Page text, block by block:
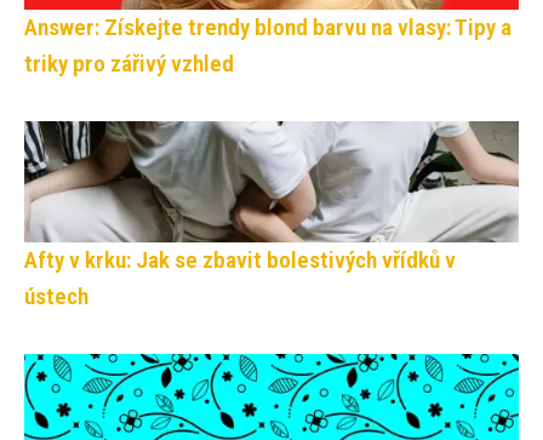
Answer: Získejte trendy blond barvu na vlasy: Tipy a
triky pro zářivý vzhled
Afty v krku: Jak se zbavit bolestivých vřídků v
ústech